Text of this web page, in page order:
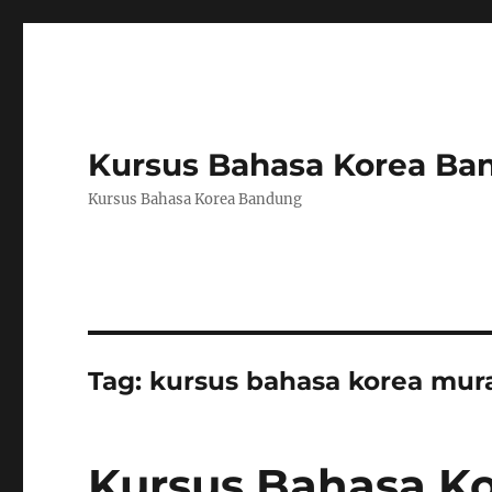
Kursus Bahasa Korea
Kursus Bahasa Korea Bandung
Tag: kursus bahasa korea